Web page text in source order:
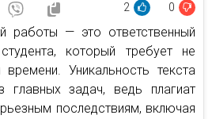
2 0
работы — это ответственный
который требует не
Уникальность текста
главных задач, ведь плагиат
последствиям, включая